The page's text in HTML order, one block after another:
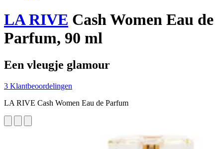
LA RIVE Cash Women Eau de
Parfum, 90 ml
Een vleugje glamour
3 Klantbeoordelingen
LA RIVE Cash Women Eau de Parfum